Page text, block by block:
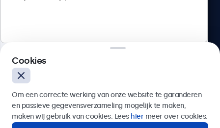
Polski
Wyślij
Lub zadzwoń pod numer:22 397 04 43
Cookies
Om een correcte werking van onze website te garanderen
en passieve gegevensverzameling mogelijk te maken,
maken wij gebruik van cookies. Lees hiermeer over cookies.